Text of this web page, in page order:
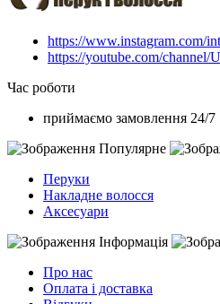
https://www.instagram.com/
https://youtube.com/
Час роботи
приймаємо замовлення 24/7
Популярне
Перуки
Накладне волосся
Аксесуари
Інформація
Про нас
Оплата і доставка